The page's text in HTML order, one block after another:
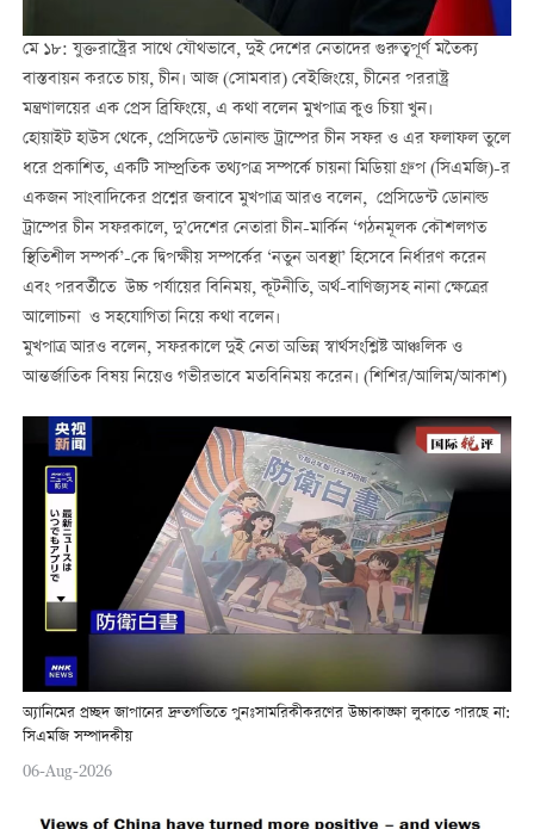
মে ১৮: যুক্তরাষ্ট্রের সাথে যৌথভাবে, দুই দেশের নেতাদের গুরুত্বপূর্ণ মতৈক্য
বাস্তবায়ন করতে চায়, চীন। আজ (সোমবার) বেইজিংয়ে, চীনের পররাষ্ট্র
মন্ত্রণালয়ের এক প্রেস ব্রিফিংয়ে, এ কথা বলেন মুখপাত্র কুও চিয়া খুন।
হোয়াইট হাউস থেকে, প্রেসিডেন্ট ডোনাল্ড ট্রাম্পের চীন সফর ও এর ফলাফল তুলে
ধরে প্রকাশিত, একটি সাম্প্রতিক তথ্যপত্র সম্পর্কে চায়না মিডিয়া গ্রুপ (সিএমজি)-র
একজন সাংবাদিকের প্রশ্নের জবাবে মুখপাত্র আরও বলেন, প্রেসিডেন্ট ডোনাল্ড
ট্রাম্পের চীন সফরকালে, দু’দেশের নেতারা চীন-মার্কিন ‘গঠনমূলক কৌশলগত
স্থিতিশীল সম্পর্ক’-কে দ্বিপক্ষীয় সম্পর্কের ‘নতুন অবস্থা’ হিসেবে নির্ধারণ করেন
এবং পরবর্তীতে উচ্চ পর্যায়ের বিনিময়, কূটনীতি, অর্থ-বাণিজ্যসহ নানা ক্ষেত্রের
আলোচনা ও সহযোগিতা নিয়ে কথা বলেন।
মুখপাত্র আরও বলেন, সফরকালে দুই নেতা অভিন্ন স্বার্থসংশ্লিষ্ট আঞ্চলিক ও
আন্তর্জাতিক বিষয় নিয়েও গভীরভাবে মতবিনিময় করেন। (শিশির/আলিম/আকাশ)
অ্যানিমের প্রচ্ছদ জাপানের দ্রুতগতিতে পুনঃসামরিকীকরণের উচ্চাকাঙ্ক্ষা লুকাতে পারছে না:
সিএমজি সম্পাদকীয়
06-Aug-2026